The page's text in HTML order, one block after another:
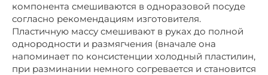
компонента смешиваются в одноразовой посуде
согласно рекомендациям изготовителя.
Пластичную массу смешивают в руках до полной
однородности и размягчения (вначале она
напоминает по консистенции холодный пластилин,
при разминании немного согревается и становится